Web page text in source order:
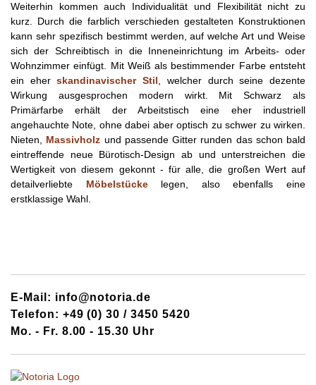
Weiterhin kommen auch Individualität und Flexibilität nicht zu
kurz. Durch die farblich verschieden gestalteten Konstruktionen
kann sehr spezifisch bestimmt werden, auf welche Art und Weise
sich der Schreibtisch in die Inneneinrichtung im Arbeits- oder
Wohnzimmer einfügt. Mit Weiß als bestimmender Farbe entsteht
ein eherskandinavischer Stil , welcher durch seine dezente
Wirkung ausgesprochen modern wirkt. Mit Schwarz als
Primärfarbe erhält der Arbeitstisch eine eher industriell
angehauchte Note, ohne dabei aber optisch zu schwer zu wirken.
Nieten, Massivholz und passende Gitter runden das schon bald
eintreffende neue Bürotisch-Design ab und unterstreichen die
Wertigkeit von diesem gekonnt - für alle, die großen Wert auf
detailverliebte Möbelstückelegen, also ebenfalls eine
erstklassige Wahl.
E-Mail: info@notoria.de
Telefon: +49 (0) 30 / 3450 5420
Mo. - Fr. 8.00 - 15.30 Uhr